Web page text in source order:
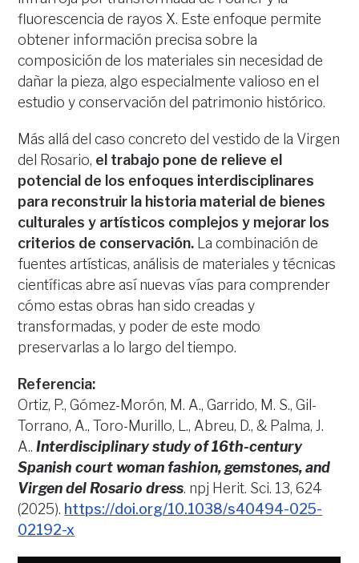
fluorescencia de rayos X. Este enfoque permite
obtener información precisa sobre la
composición de los materiales sin necesidad de
dañar la pieza, algo especialmente valioso en el
estudio y conservación del patrimonio histórico.
Más allá del caso concreto del vestido de la Virgen
del Rosario, el trabajo pone de relieve el
potencial de los enfoques interdisciplinares
para reconstruir la historia material de bienes
culturales y artísticos complejos y mejorar los
criterios de conservación. La combinación de
fuentes artísticas, análisis de materiales y técnicas
científicas abre así nuevas vías para comprender
cómo estas obras han sido creadas y
transformadas, y poder de este modo
preservarlas a lo largo del tiempo.
Referencia:
Ortiz, P., Gómez-Morón, M. A., Garrido, M. S., Gil-
Torrano, A., Toro-Murillo, L., Abreu, D., & Palma, J.
A..Interdisciplinary study of 16th-century
Spanish court woman fashion, gemstones, and
Virgen del Rosario dress. npj Herit. Sci. 13, 624
(2025). https://doi.org/10.1038/s40494-025-
02192-x